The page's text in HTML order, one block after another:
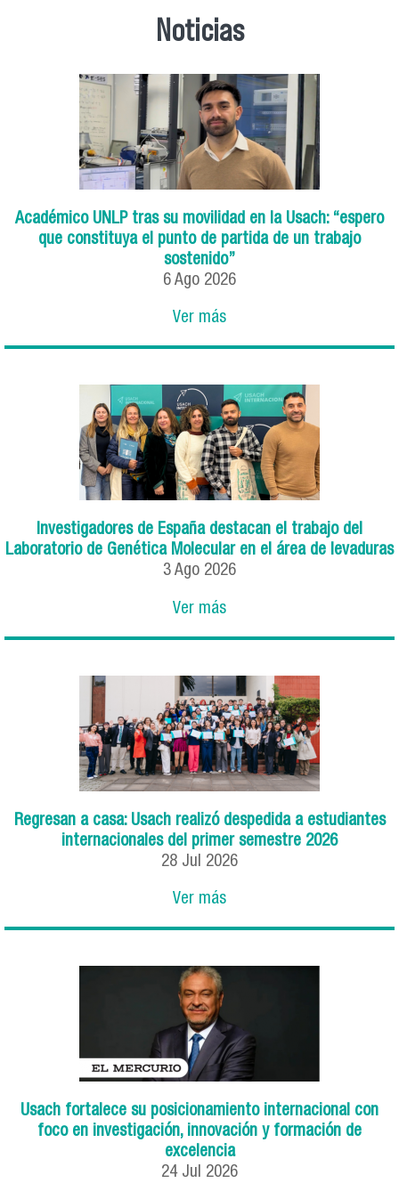
Noticias
Académico UNLP tras su movilidad en la Usach: “espero
que constituya el punto de partida de un trabajo
sostenido”
6 Ago 2026
Ver más
Investigadores de España destacan el trabajo del
Laboratorio de Genética Molecular en el área de levaduras
3 Ago 2026
Ver más
Regresan a casa: Usach realizó despedida a estudiantes
internacionales del primer semestre 2026
28 Jul 2026
Ver más
Usach fortalece su posicionamiento internacional con
foco en investigación, innovación y formación de
excelencia
24 Jul 2026